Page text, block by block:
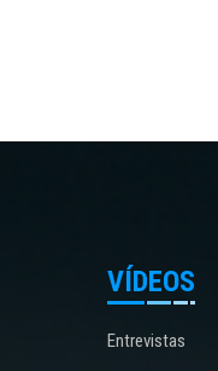
VÍDEOS
Entrevistas